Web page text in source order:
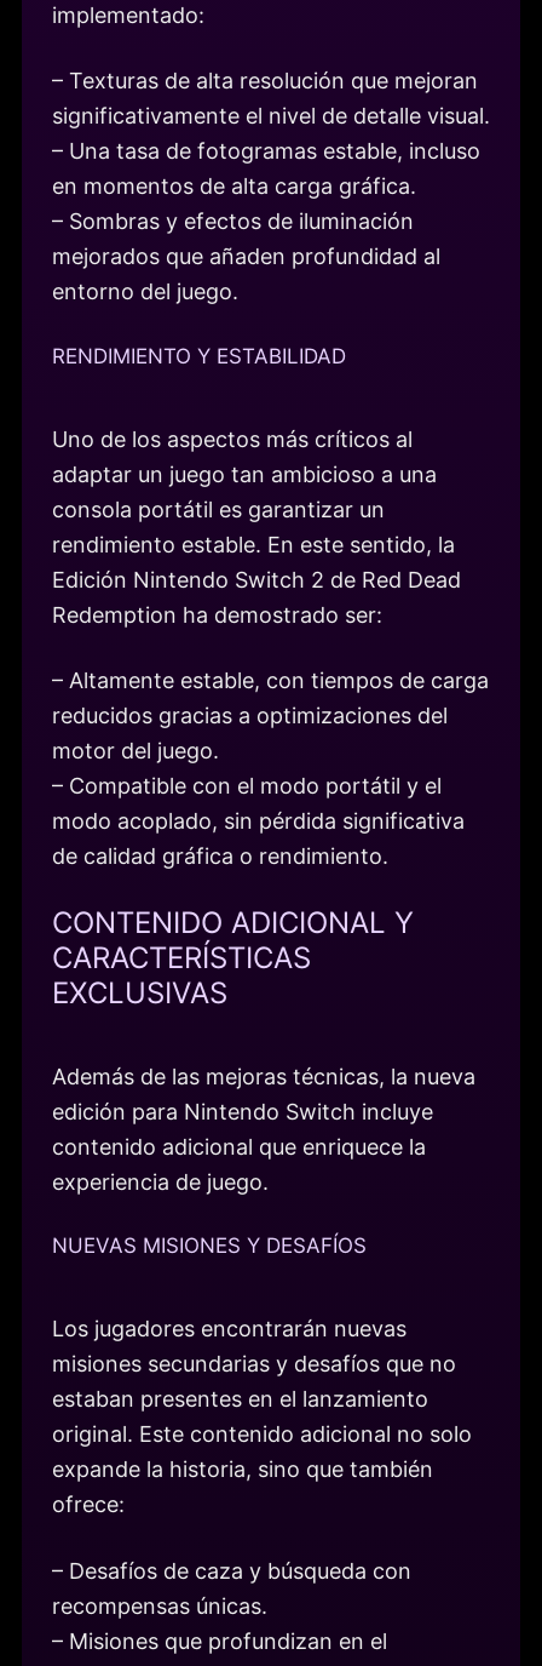
implementado:
– Texturas de alta resolución que mejoran
significativamente el nivel de detalle visual.
– Una tasa de fotogramas estable, incluso
en momentos de alta carga gráfica.
– Sombras y efectos de iluminación
mejorados que añaden profundidad al
entorno del juego.
RENDIMIENTO Y ESTABILIDAD
Uno de los aspectos más críticos al
adaptar un juego tan ambicioso a una
consola portátil es garantizar un
rendimiento estable. En este sentido, la
Edición Nintendo Switch 2 de Red Dead
Redemption ha demostrado ser:
– Altamente estable, con tiempos de carga
reducidos gracias a optimizaciones del
motor del juego.
– Compatible con el modo portátil y el
modo acoplado, sin pérdida significativa
de calidad gráfica o rendimiento.
CONTENIDO ADICIONAL Y
CARACTERÍSTICAS
EXCLUSIVAS
Además de las mejoras técnicas, la nueva
edición para Nintendo Switch incluye
contenido adicional que enriquece la
experiencia de juego.
NUEVAS MISIONES Y DESAFÍOS
Los jugadores encontrarán nuevas
misiones secundarias y desafíos que no
estaban presentes en el lanzamiento
original. Este contenido adicional no solo
expande la historia, sino que también
ofrece:
– Desafíos de caza y búsqueda con
recompensas únicas.
– Misiones que profundizan en el